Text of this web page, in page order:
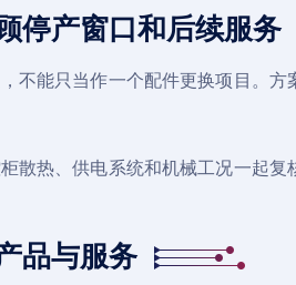
停产窗口和后续服务
不能只当作一个配件更换项目。
散热、供电系统和机械工况一起
品与服务